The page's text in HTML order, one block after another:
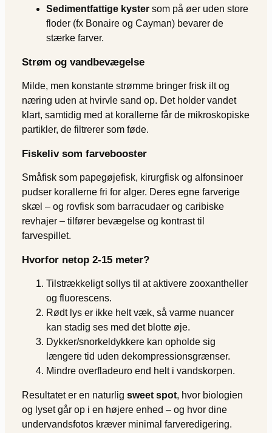
Sedimentfattige kyster som på øer uden store
floder (fx Bonaire og Cayman) bevarer de
stærke farver.
Strøm og vandbevægelse
Milde, men konstante strømme bringer frisk ilt og
næring uden at hvirvle sand op. Det holder vandet
klart, samtidig med at korallerne får de mikroskopiske
partikler, de filtrerer som føde.
Fiskeliv som farvebooster
Småfisk som papegøjefisk, kirurgfisk og alfonsinoer
pudser korallerne fri for alger. Deres egne farverige
skæl – og rovfisk som barracudaer og caribiske
revhajer – tilfører bevægelse og kontrast til
farvespillet.
Hvorfor netop 2-15 meter?
Tilstrækkeligt sollys til at aktivere zooxantheller
og fluorescens.
Rødt lys er ikke helt væk, så varme nuancer
kan stadig ses med det blotte øje.
Dykker/snorkeldykkere kan opholde sig
længere tid uden dekompressionsgrænser.
Mindre overfladeuro end helt i vandskorpen.
Resultatet er en naturlig sweet spot, hvor biologien
og lyset går op i en højere enhed – og hvor dine
undervandsfotos kræver minimal farveredigering.